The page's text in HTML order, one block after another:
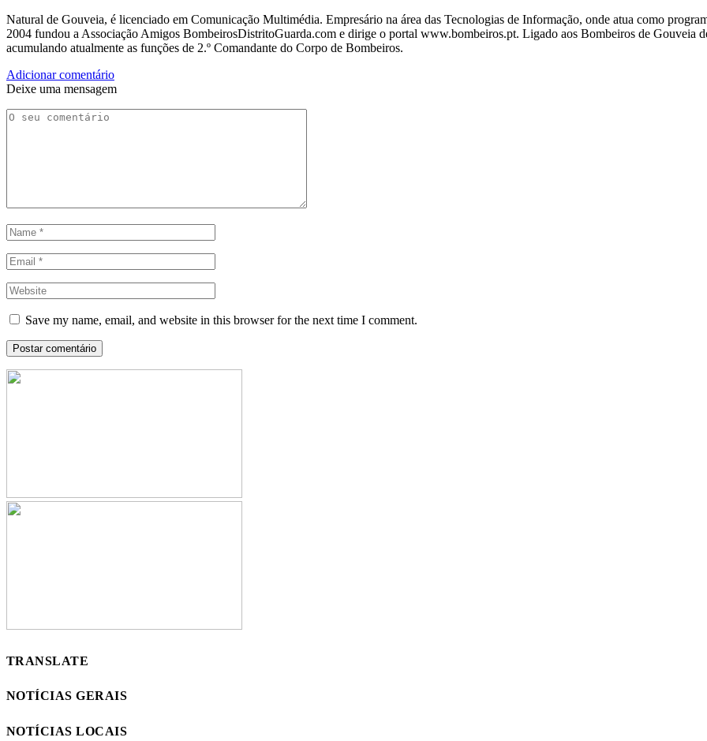
Natural de Gouveia, é licenciado em Comunicação Multimédia. Empresário na área das Tecnologias de Informação, onde atua como
2004 fundou a Associação Amigos BombeirosDistritoGuarda.com e dirige o portal www.bombeiros.pt. Ligado aos Bombeiros de Gouveia
acumulando atualmente as funções de 2.º Comandante do Corpo de Bombeiros.
Adicionar comentário
Deixe uma mensagem
Save my name, email, and website in this browser for the next time I comment.
TRANSLATE
NOTÍCIAS GERAIS
NOTÍCIAS LOCAIS